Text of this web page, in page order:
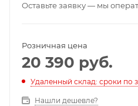
Оставьте заявку — мы
Розничная цена
20 390 руб.
Удаленный склад: сроки по
Нашли дешевле?